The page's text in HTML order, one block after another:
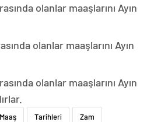
olanlar maaşlarını Ayın
olanlar maaşlarını Ayın
olanlar maaşlarını Ayın
Maaş Tarihleri Zam